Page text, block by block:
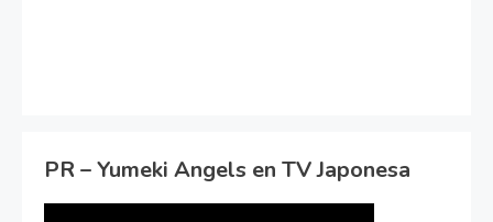
PR – Yumeki Angels en TV Japonesa